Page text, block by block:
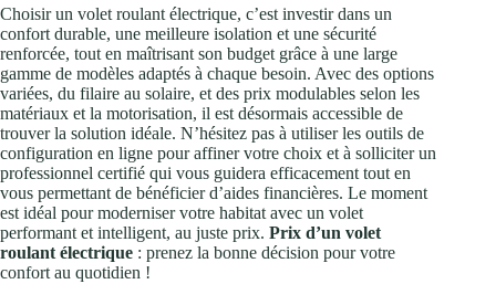
Choisir un volet roulant électrique, c’est investir dans un
confort durable, une meilleure isolation et une sécurité
renforcée, tout en maîtrisant son budget grâce à une large
gamme de modèles adaptés à chaque besoin. Avec des options
variées, du filaire au solaire, et des prix modulables selon les
matériaux et la motorisation, il est désormais accessible de
trouver la solution idéale. N’hésitez pas à utiliser les outils de
configuration en ligne pour affiner votre choix et à solliciter un
professionnel certifié qui vous guidera efficacement tout en
vous permettant de bénéficier d’aides financières. Le moment
est idéal pour moderniser votre habitat avec un volet
performant et intelligent, au juste prix. Prix d’un volet
roulant électrique : prenez la bonne décision pour votre
confort au quotidien !